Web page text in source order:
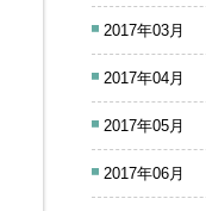
2017年03月
2017年04月
2017年05月
2017年06月